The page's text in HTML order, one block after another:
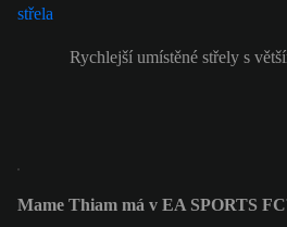
Rychlejší umístěné střely s
Mame Thiam má v EA SPORTS